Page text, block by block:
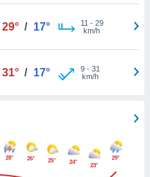
29° / 17° 11 - 29
km/h
31° / 17° 9- 31
km/h
28° 26° 25° 24°
23°
29°